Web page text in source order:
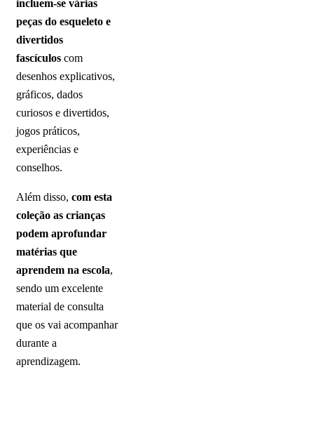
incluem-se várias
peças do esqueleto e
divertidos
fascículos com
desenhos explicativos,
gráficos, dados
curiosos e divertidos,
jogos práticos,
experiências e
conselhos.
Além disso, com esta
coleção as crianças
podem aprofundar
matérias que
aprendem na escola,
sendo um excelente
material de consulta
que os vai acompanhar
durante a
aprendizagem.